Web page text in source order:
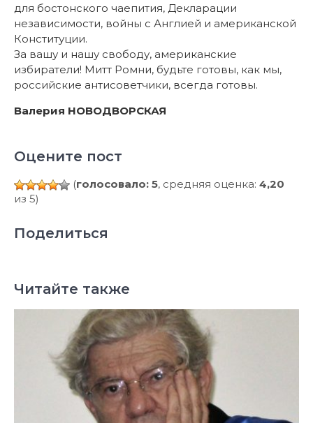
для бостонского чаепития, Декларации
независимости, войны с Англией и американской
Конституции.
За вашу и нашу свободу, американские
избиратели! Митт Ромни, будьте готовы, как мы,
российские антисоветчики, всегда готовы.
Валерия НОВОДВОРСКАЯ
Оцените пост
(голосовало: 5, средняя оценка: 4,20
из 5)
Поделиться
Читайте также